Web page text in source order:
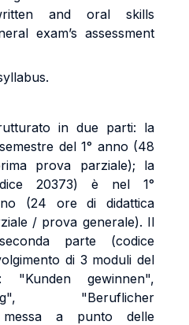
and oral skills
exam’s assessment
in due parti: la
del 1° anno (48
prova parziale); la
20373) è nel 1°
(24 ore di didattica
/ prova generale). Il
parte (codice
di 3 moduli del
gewinnen",
"Beruflicher
a punto delle